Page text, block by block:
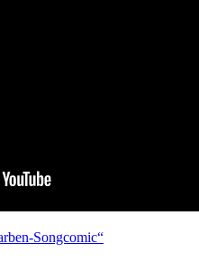
Songcomic“